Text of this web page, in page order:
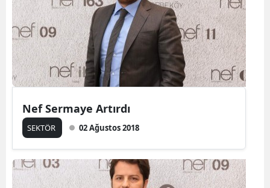
Nef Sermaye Artırdı
SEKTÖR 02 Ağustos 2018